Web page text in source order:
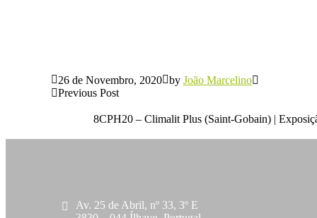
26 de Novembro, 2020 by João Marcelino
Previous Post
8CPH20 – Climalit Plus (Saint-Gobain) |
Av. 25 de Abril, nº 33, 3º E